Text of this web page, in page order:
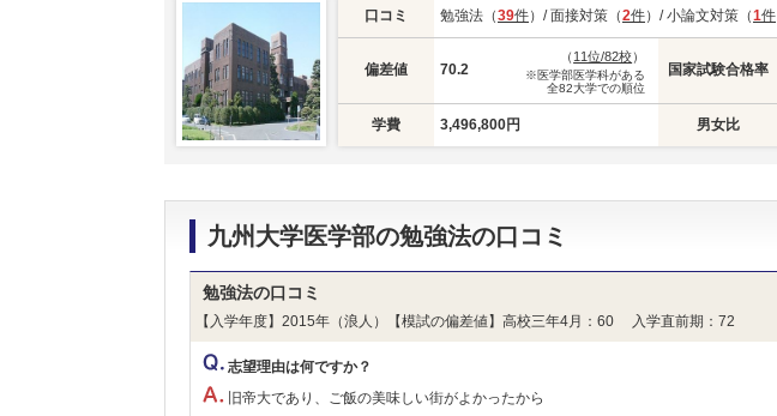
口コミ 勉強法（39件）/ 面接対策（2件）/ 小論文対策（1件
偏差値 70.2
（ 11位/82校）
※医学部医学科がある
全82大学での順位
国家試験合格率
学費 3,496,800円 男女比
九州大学医学部の勉強法の口コミ
勉強法の口コミ
【入学年度】2015年（浪人）【模試の偏差値】高校三年4月：60 入学直前期：72
志望理由は何ですか？
旧帝大であり、ご飯の美味しい街がよかったから